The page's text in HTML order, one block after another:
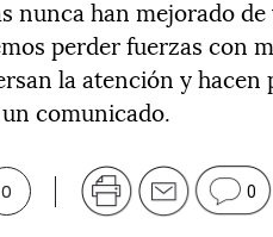
nunca han mejorado
perder fuerzas con
la atención y
comunicado.
0 0